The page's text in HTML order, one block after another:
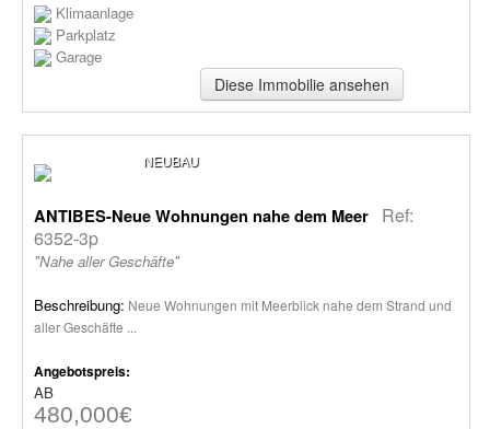
Klimaanlage
Parkplatz
Garage
Diese Immobilie ansehen
NEUBAU
ANTIBES-Neue Wohnungen nahe dem Meer
Ref:
6352-3p
"Nahe aller Geschäfte"
Beschreibung: Neue Wohnungen mit Meerblick nahe dem Strand und
aller Geschäfte ...
Angebotspreis:
AB
480,000€